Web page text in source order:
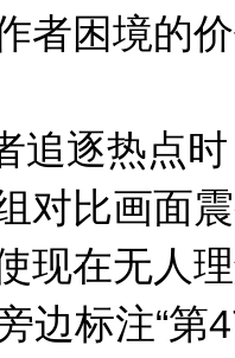
者困境的
逐热点时
对比画面
现在无人
边标注“第